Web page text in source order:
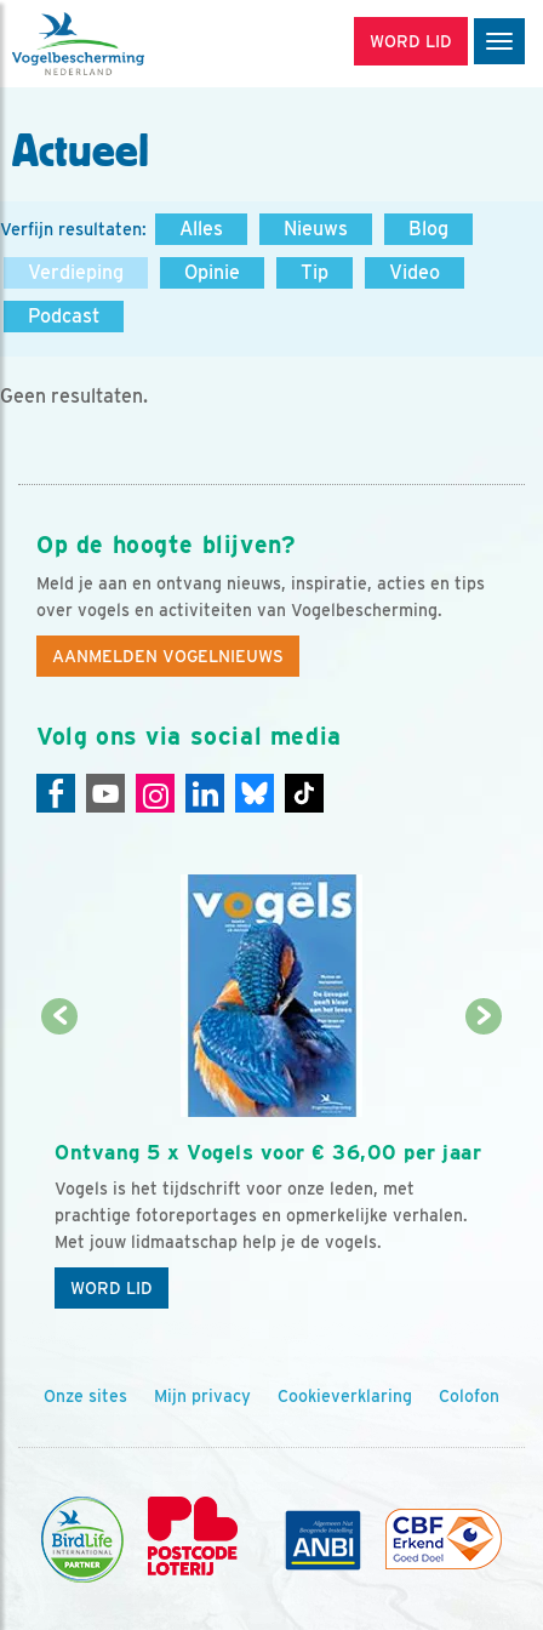
WORD LID
Actueel
Verfijn resultaten: Alles Nieuws
Blog
Verdieping
Opinie Tip
Video
Podcast
Geen resultaten.
Op de hoogte blijven?
Meld je aan en ontvang nieuws, inspiratie, acties en tips
over vogels en activiteiten van Vogelbescherming.
AANMELDEN VOGELNIEUWS
Volg ons via social media
Ontvang 5 x Vogels voor € 36,00 per jaar
Vogels is het tijdschrift voor onze leden, met
prachtige fotoreportages en opmerkelijke verhalen.
Met jouw lidmaatschap help je de vogels.
WORD LID
Onze sites Mijn privacy Cookieverklaring Colofon